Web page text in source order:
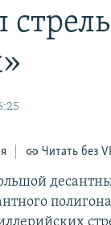
Читать без